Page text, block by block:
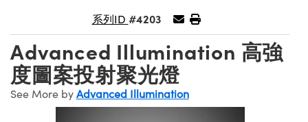
Optics | 偏振光學元件
| 分光鏡
| 超快光學
器
and Breadboards | 光學平臺
| 電動平臺
| ZEISS 物鏡
Upright Microscopes
| 雷射防護
| 雷射用光機模組
Magnification Lenses
Objectives | 顯微鏡物鏡
Cameras | Teledyne Dalsa
Microscopy Cameras
Sources | 其他光源
Accessories | 光源配件
Level Test Targets | 色卡測試板
| USAF 測試版
測器
放大器
| 光學膠
Products | Acktar 黑色吸
Imaging
Lenses | 清倉顯微鏡
Lenses | 清倉成像鏡頭
| 重新認證雷射
| 重新認證顯微鏡
Lenses | 重新認證成像鏡
系列ID #4203
Advanced Illumination 高強
度圖案投射聚光燈
See More byAdvanced Illumination